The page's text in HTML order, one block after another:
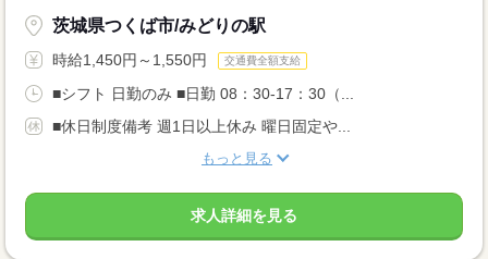
茨城県つくば市/みどりの駅
時給1,450円～1,550円 交通費全額支給
■シフト 日勤のみ ■日勤 08：30-17：30（...
■休日制度備考 週1日以上休み 曜日固定や...
もっと見る
求人詳細を見る